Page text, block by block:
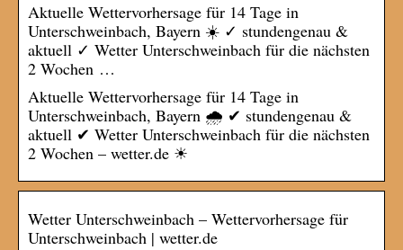
Aktuelle Wettervorhersage für 14 Tage in
Unterschweinbach, Bayern ☀️ ✓ stundengenau &
aktuell ✓ Wetter Unterschweinbach für die nächsten
2 Wochen …
Aktuelle Wettervorhersage für 14 Tage in
Unterschweinbach, Bayern 🌧️ ✔ stundengenau &
aktuell ✔ Wetter Unterschweinbach für die nächsten
2 Wochen – wetter.de ☀
Wetter Unterschweinbach – Wettervorhersage für
Unterschweinbach | wetter.de